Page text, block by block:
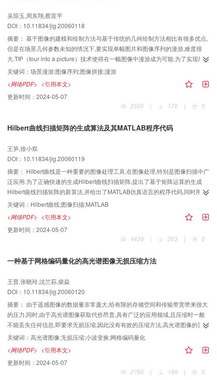
吴琼玉,周东翔,蔡宣平
DOI：10.11834/jig.20060118
摘要： 基于图像的建模和绘制方法与基于传统的几何绘制方法相比有很多优点,
但是在场景几何参数未知的情况下,要实现单幅图片和图像序列的漫游,难度很
大.TIP（tour into a picture）技术使得在一幅图像中漫游成为可能.为了实现场景
几何参数未知情况下的场景漫游,在对TIP技术进行扩展的基础上,提出了一种能
够在未知视点路径的图像序列中实现场景漫游的方法.这种算法在相机未定标的
情况下,不仅解决了图像序列建模和场景漫游过程中前后图像场景不能平滑过渡
的问题,并且扩大了TIP中视线方向变化的动态范围,从而在保证图像质量的情况
下,实现了由图像序列到场景的无限制漫游.实际图像序列的实验结果表明,该算法
关键词： 场景漫游;图像序列;图像拼接;漫游
<网络PDF> <引用本文>
更新时间： 2024-05-07
2506
| 176 | 0
Hilbert曲线扫描矩阵的生成算法及其MATLAB程序代码
王笋,徐小双
DOI：10.11834/jig.20060119
摘要： Hilbert曲线是一种重要的图像处理工具,在图像处理,特别是图像扫描中广
泛应用.为了正确快速的生成Hilbert曲线扫描矩阵,提出了基于矩阵运算的生成
Hilbert曲线扫描矩阵的新算法,并给出了MATLAB仿真语言的程序代码,同时用数
学归纳法从理论上证明了该算法的正确性.由计算机仿真可见该算法的正确性和
关键词： Hilbert曲线;图像扫描;MATLAB
<网络PDF> <引用本文>
更新时间： 2024-05-07
4439
| 263 | 0
一种基于网格编码量化的高光谱图像无损压缩方法
王晋,张晓玲,沈兰荪,柴焱
DOI：10.11834/jig.20060120
摘要： 由于遥感图像的数据量非常庞大,给有限的存储空间和传输带宽带来很大
的压力,同时,由于高光谱图像获取代价昂贵,具有广泛的应用领域,且压缩时一般
不能丢失任何信息,即要求无损压缩,因此没有有效的压缩方法,高光谱图像的普及
应用将受到极大的限制.网格编码量化（TCQ）借鉴了网格编码调制（TCM）中
信号集合扩展、信号集合划分和网格状态转移的思想,其虽具有良好的均方误差
（MSE）性能,而且计算复杂度适中,但目前TCQ主要被应用于图像的有损压缩,
为了对高光谱图像进行有效的无损压缩,通过将TCQ引入高光谱图像的无损压缩,
并根据高光谱图像的特点,提出了一种基于小波变换和TCQ的高光谱图像无损压
关键词： 高光谱图像;无损压缩;小波变换;网格编码量化
<网络PDF> <引用本文>
更新时间： 2024-05-07
2766
| 199 | 0